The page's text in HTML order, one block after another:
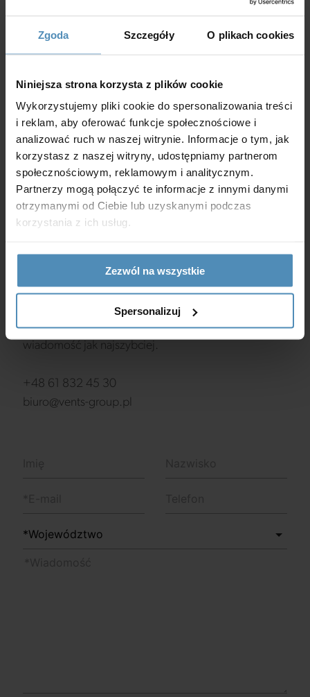
Zgoda Szczegóły O plikach cookies
Niniejsza strona korzysta z plików cookie
Wykorzystujemy pliki cookie do spersonalizowania treści
i reklam, aby oferować funkcje społecznościowe i
analizować ruch w naszej witrynie. Informacje o tym, jak
korzystasz z naszej witryny, udostępniamy partnerom
społecznościowym, reklamowym i analitycznym.
Partnerzy mogą połączyć te informacje z innymi danymi
otrzymanymi od Ciebie lub uzyskanymi podczas
korzystania z ich usług.
Zezwól na wszystkie
Spersonalizuj
sterowania przemysłowymi i domowymi centralami
automatyki A21.
Masz pytania?
Jeśli masz jakiekolwiek pytania, uwagi lub sugestie,
chętnie Ci pomożemy. Wypełnij poniższy formularz
kontaktowy, a postaramy się odpowiedzieć na Twoją
wiadomość jak najszybciej.
+48 61 832 45 30
biuro@vents-group.pl